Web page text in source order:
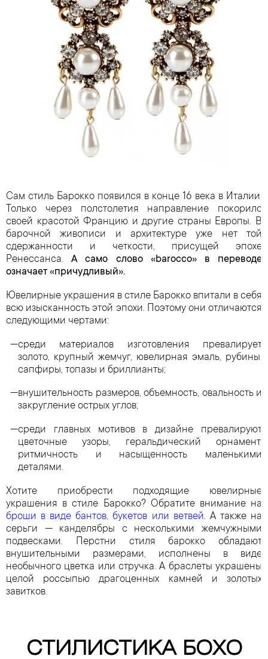
Сам стиль Барокко появился в конце 16 века в Италии.
Только через полстолетия направление покорило
своей красотой Францию и другие страны Европы. В
барочной живописи и архитектуре уже нет той
сдержанности и четкости, присущей эпохе
Ренессанса. А само слово «barocco» в переводе
означает «причудливый».
Ювелирные украшения в стиле Барокко впитали в себя
всю изысканность этой эпохи. Поэтому они отличаются
следующими чертами:
среди материалов изготовления превалирует
золото, крупный жемчуг, ювелирная эмаль, рубины,
сапфиры, топазы и бриллианты;
внушительность размеров, объемность, овальность и
закругление острых углов;
среди главных мотивов в дизайне превалируют
цветочные узоры, геральдический орнамент,
ритмичность и насыщенность маленькими
деталями.
Хотите приобрести подходящие ювелирные
украшения в стиле Барокко? Обратите внимание на
броши в виде бантов, букетов или ветвей. А также на
серьги — канделябры с несколькими жемчужными
подвесками. Перстни стиля барокко обладают
внушительными размерами, исполнены в виде
необычного цветка или стручка. А браслеты украшены
целой россыпью драгоценных камней и золотых
завитков.
СТИЛИСТИКА БОХО